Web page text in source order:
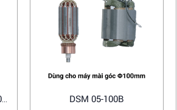
DSM 05-100B